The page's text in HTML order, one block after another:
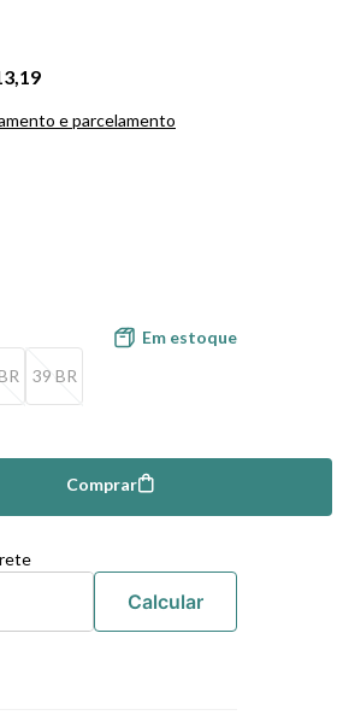
e parcelamento
39 BR
Em estoque
Comprar